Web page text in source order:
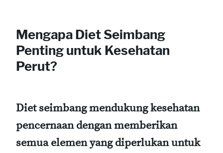
Mengapa Diet Seimbang
Penting untuk Kesehatan
Perut?
Diet seimbang mendukung kesehatan
pencernaan dengan memberikan
semua elemen yang diperlukan untuk